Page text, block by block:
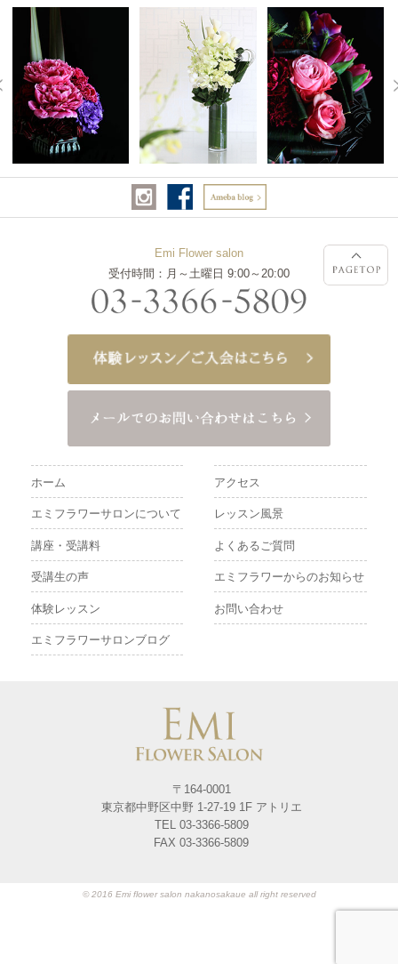
Emi Flower salon
受付時間：月～土曜日 9:00～20:00
ホーム アクセス
エミフラワーサロンについて レッスン風景
講座・受講料 よくあるご質問
受講生の声 エミフラワーからのお知らせ
体験レッスン お問い合わせ
エミフラワーサロンブログ
〒164-0001
東京都中野区中野 1-27-19 1F アトリエ
TEL 03-3366-5809
FAX 03-3366-5809
© 2016 Emi flower salon nakanosakaue all right reserved